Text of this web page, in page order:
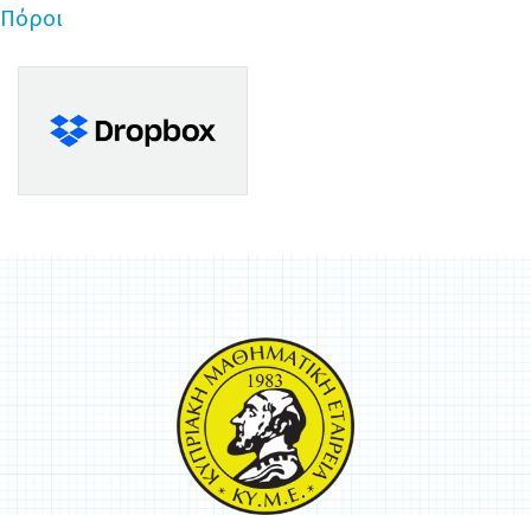
Πόροι